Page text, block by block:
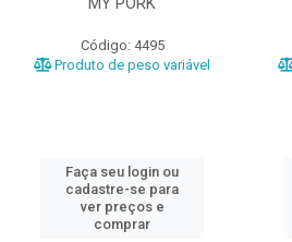
Código: 4495
Produto de peso variável
Faça seu login ou
cadastre-se para
ver preços e
comprar